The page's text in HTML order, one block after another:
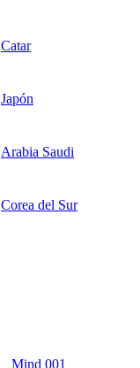
Catar
Japón
Arabia Saudi
Corea del Sur
Mind 001